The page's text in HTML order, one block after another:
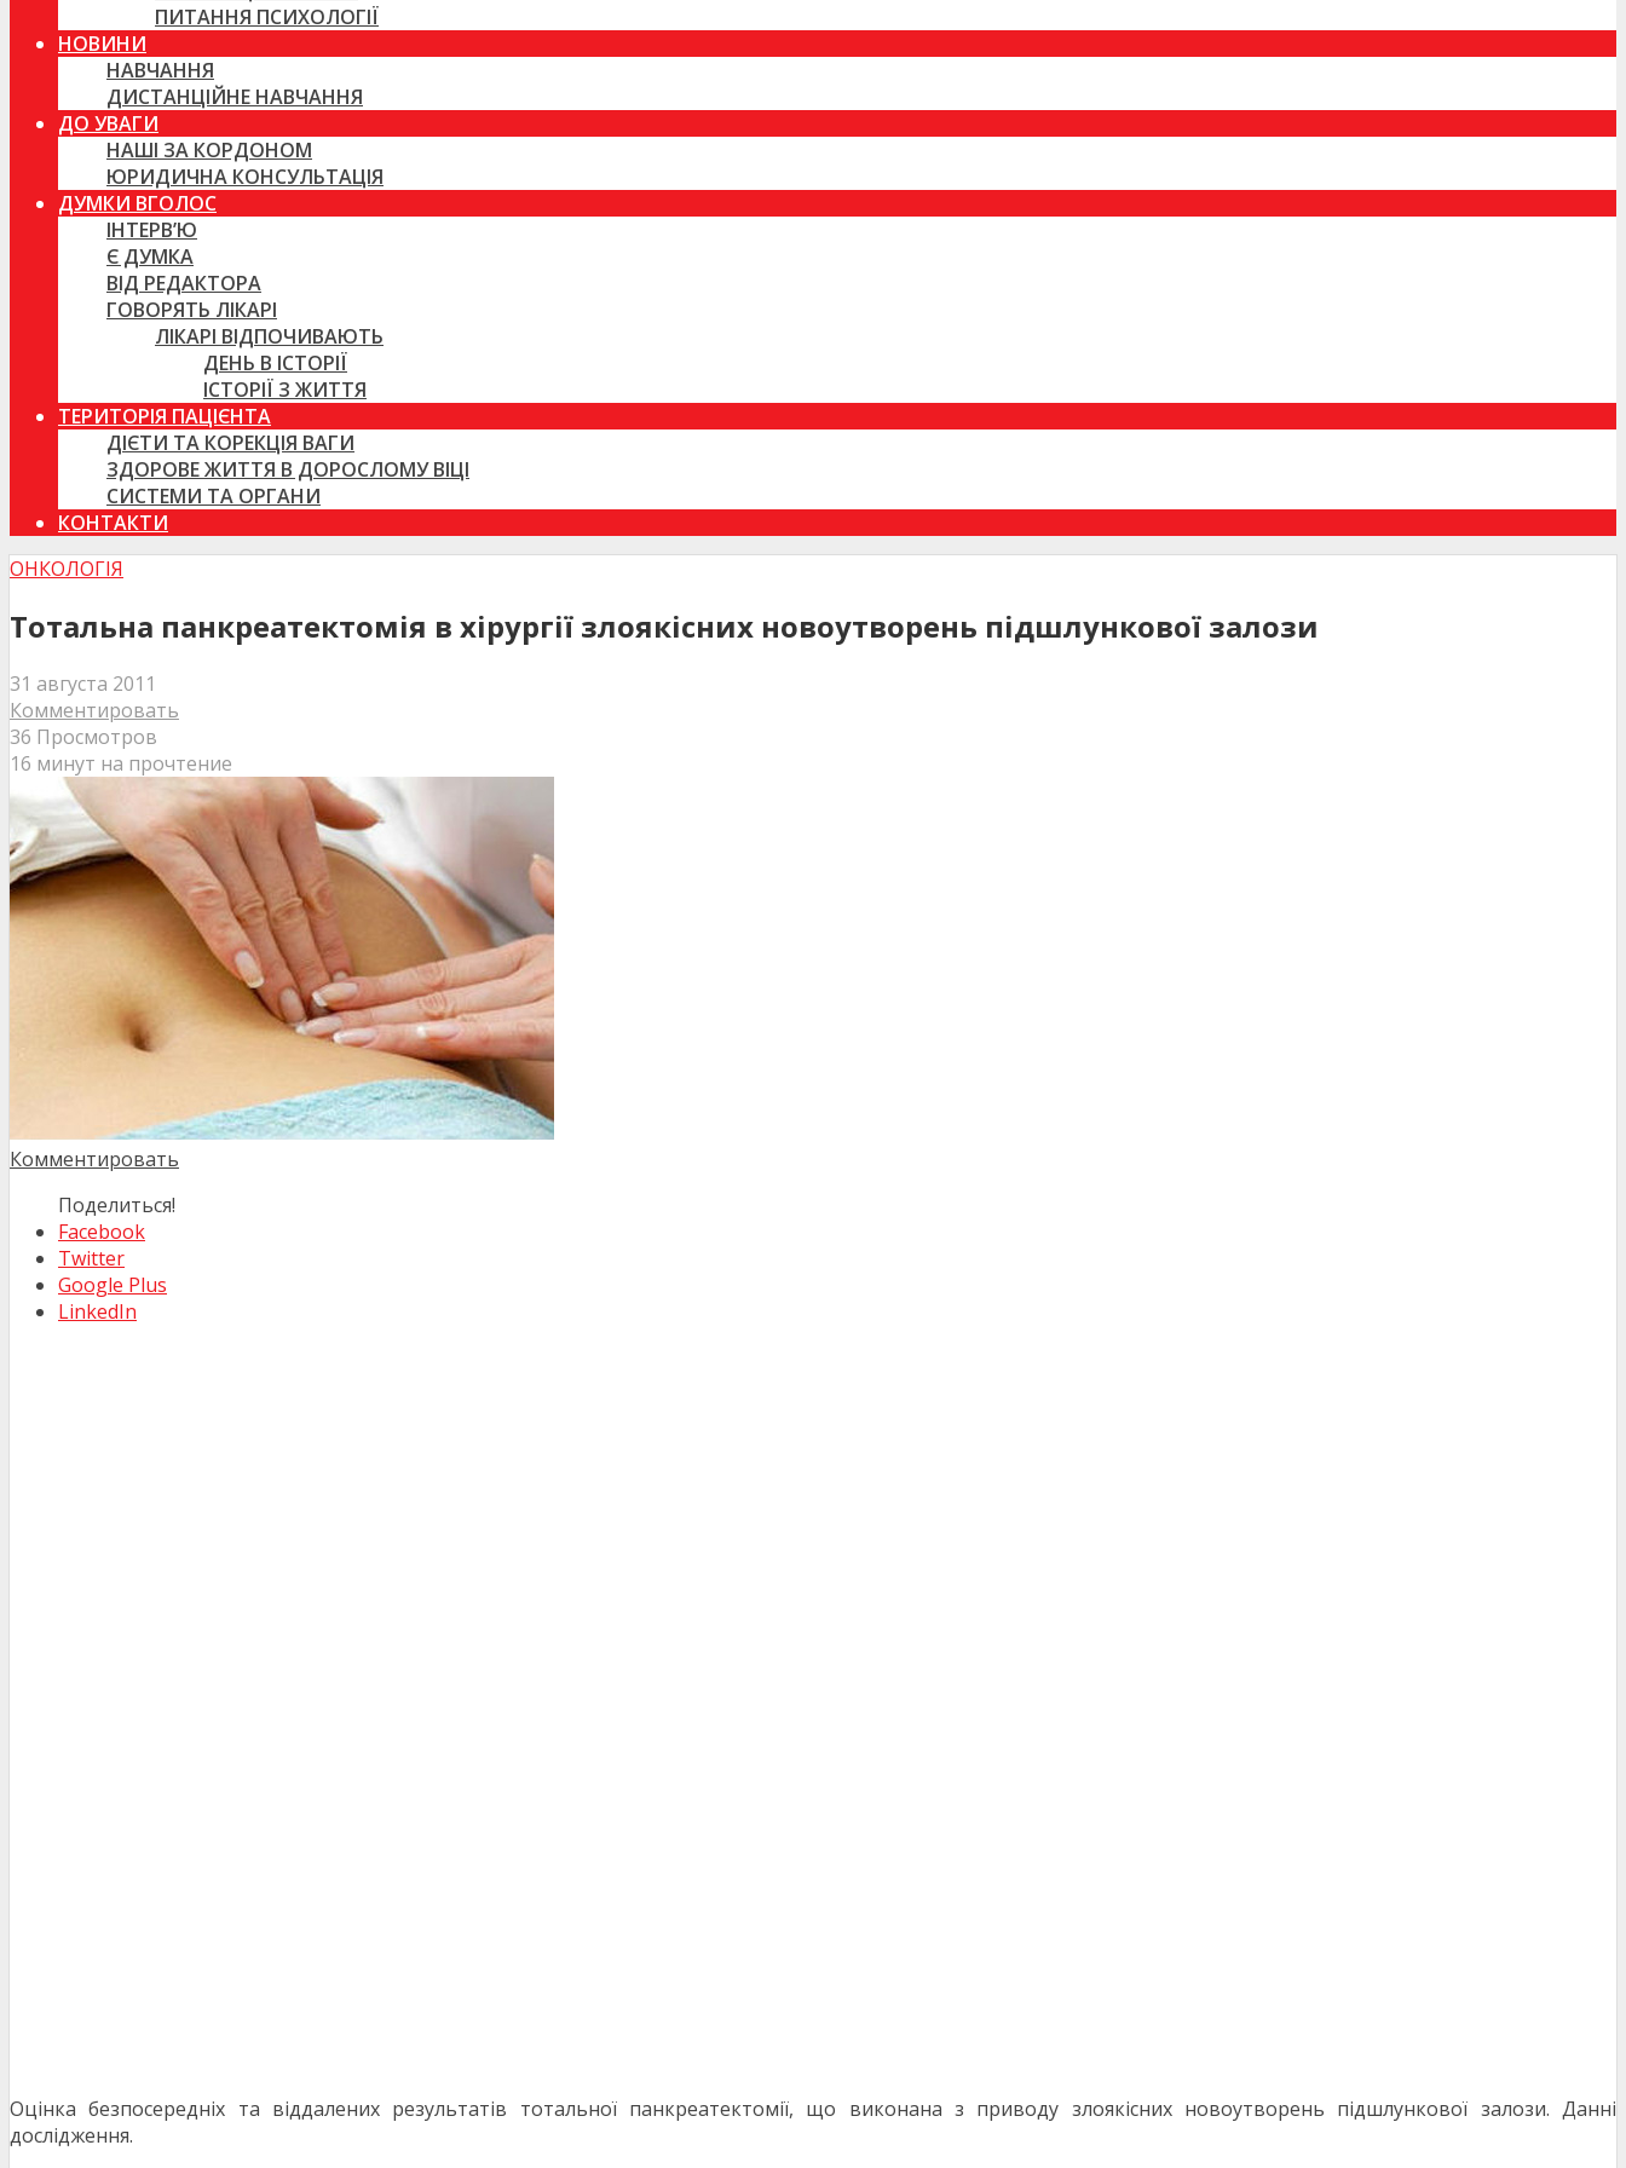
ПИТАННЯ ПСИХОЛОГІЇ
НОВИНИ
НАВЧАННЯ
ДИСТАНЦІЙНЕ НАВЧАННЯ
ДО УВАГИ
НАШІ ЗА КОРДОНОМ
ЮРИДИЧНА КОНСУЛЬТАЦІЯ
ДУМКИ ВГОЛОС
ІНТЕРВ’Ю
Є ДУМКА
ВІД РЕДАКТОРА
ГОВОРЯТЬ ЛІКАРІ
ЛІКАРІ ВІДПОЧИВАЮТЬ
ДЕНЬ В ІСТОРІЇ
ІСТОРІЇ З ЖИТТЯ
ТЕРИТОРІЯ ПАЦІЄНТА
ДІЄТИ ТА КОРЕКЦІЯ ВАГИ
ЗДОРОВЕ ЖИТТЯ В ДОРОСЛОМУ ВІЦІ
СИСТЕМИ ТА ОРГАНИ
КОНТАКТИ
ОНКОЛОГІЯ
Тотальна панкреатектомія в хірургії злоякісних новоутворень підшлункової залози
31 августа 2011
Комментировать
36 Просмотров
16 минут на прочтение
Комментировать
Поделиться!
Facebook
Twitter
Google Plus
LinkedIn
Оцінка безпосередніх та віддалених результатів тотальної панкреатек­томії, що виконана з приводу злоякісних новоутворень підшлункової залози. Данні
дослідження.